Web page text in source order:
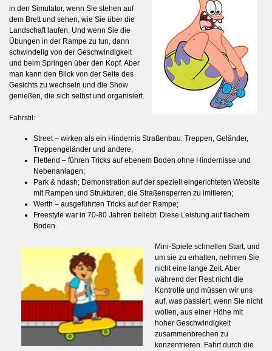
in den Simulator, wenn Sie stehen auf
dem Brett und sehen, wie Sie über die
Landschaft laufen. Und wenn Sie die
Übungen in der Rampe zu tun, dann
schwindelig von der Geschwindigkeit
und beim Springen über den Kopf. Aber
man kann den Blick von der Seite des
Gesichts zu wechseln und die Show
genießen, die sich selbst und organisiert.
Fahrstil:
Street – wirken als ein Hindernis Straßenbau: Treppen, Geländer,
Treppengeländer und andere;
Fletlend – führen Tricks auf ebenem Boden ohne Hindernisse und
Nebenanlagen;
Park & ​​ndash; Demonstration auf der speziell eingerichteten Website
mit Rampen und Strukturen, die Straßensperren zu imitieren;
Werth – ausgeführten Tricks auf der Rampe;
Freestyle war in 70-80 Jahren beliebt. Diese Leistung auf flachem
Boden.
Mini-Spiele schnellen Start, und
um sie zu erhalten, nehmen Sie
nicht eine lange Zeit. Aber
während der Rest nicht die
Kontrolle und müssen wir uns
auf, was passiert, wenn Sie nicht
wollen, aus einer Höhe mit
hoher Geschwindigkeit
zusammenbrechen zu
konzentrieren. Fahrt durch die